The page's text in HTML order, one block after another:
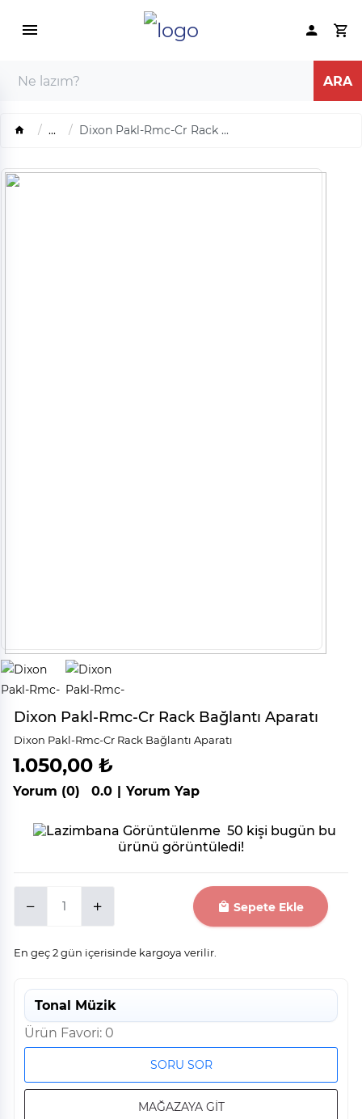
... Dixon Pakl-Rmc-Cr Rack ...
Dixon Pakl-Rmc-Cr Rack Bağlantı Aparatı
Dixon Pakl-Rmc-Cr Rack Bağlantı Aparatı
1.050,00 ₺
Yorum (0) 0.0 | Yorum Yap
50 kişi bugün bu
ürünü görüntüledi!
Sepete Ekle
En geç 2 gün içerisinde kargoya verilir.
Tonal Müzik
Ürün Favori: 0
SORU SOR
MAĞAZAYA GİT